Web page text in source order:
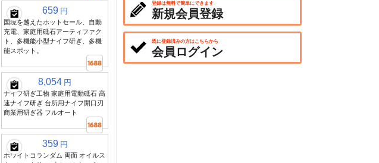
659 円
国境を越えたホットセール、自動
充電、家庭用砥石アーティファク
ト、多機能小型ナイフ研ぎ、多機
能スポット。
8,054 円
ナイフ研ぎ工物 家庭用電動砥石 高
速ナイフ研ぎ 台所用ナイフ開口刃
商業用研ぎ器 フルオート
359 円
ホワイトコランダム 両面 オイルス
登録は無料で簡単にできます
新規会員登録
既に登録済みの方はこちらから
会員ログイン